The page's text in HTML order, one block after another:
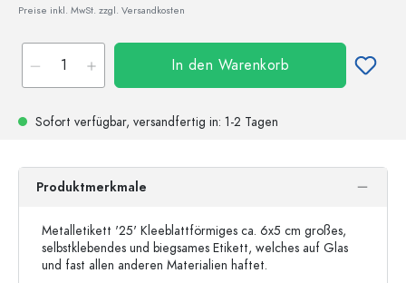
Preise inkl. MwSt. zzgl. Versandkosten
In den Warenkorb
Sofort verfügbar, versandfertig in: 1-2 Tagen
Produktmerkmale
Metalletikett '25' Kleeblattförmiges ca. 6x5 cm großes,
selbstklebendes und biegsames Etikett, welches auf Glas
und fast allen anderen Materialien haftet.